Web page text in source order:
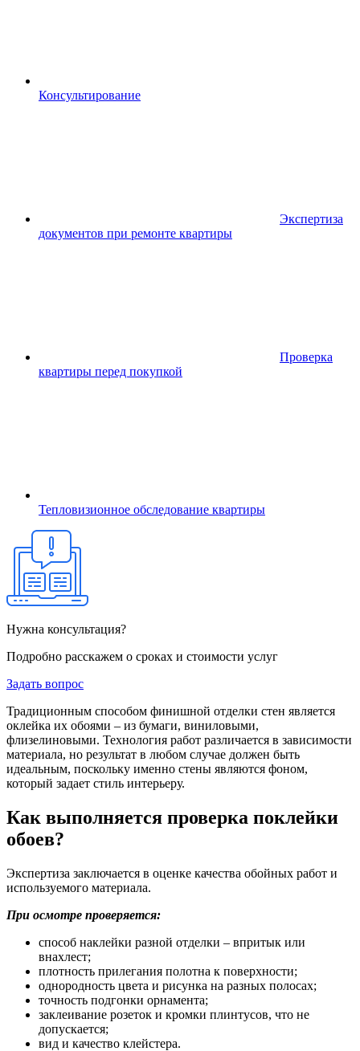
Консультирование
Экспертиза
документов при ремонте квартиры
Проверка
квартиры перед покупкой
Тепловизионное обследование квартиры
Нужна консультация?
Подробно расскажем о сроках и стоимости услуг
Задать вопрос
Традиционным способом финишной отделки стен является
оклейка их обоями – из бумаги, виниловыми,
флизелиновыми. Технология работ различается в зависимости
материала, но результат в любом случае должен быть
идеальным, поскольку именно стены являются фоном,
который задает стиль интерьеру.
Как выполняется проверка поклейки
обоев?
Экспертиза заключается в оценке качества обойных работ и
используемого материала.
При осмотре проверяется:
способ наклейки разной отделки – впритык или
внахлест;
плотность прилегания полотна к поверхности;
однородность цвета и рисунка на разных полосах;
точность подгонки орнамента;
заклеивание розеток и кромки плинтусов, что не
допускается;
вид и качество клейстера.